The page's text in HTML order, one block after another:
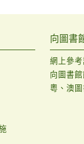
向圖書
網上參
向圖書
粵、澳